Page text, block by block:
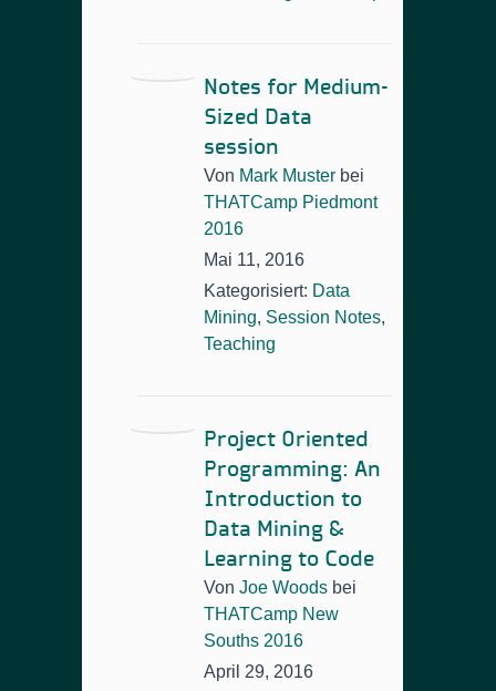
Notes for Medium-
Sized Data
session
Von Mark Muster bei
THATCamp Piedmont
2016
Mai 11, 2016
Kategorisiert: Data
Mining, Session Notes,
Teaching
Project Oriented
Programming: An
Introduction to
Data Mining &
Learning to Code
Von Joe Woods bei
THATCamp New
Souths 2016
April 29, 2016